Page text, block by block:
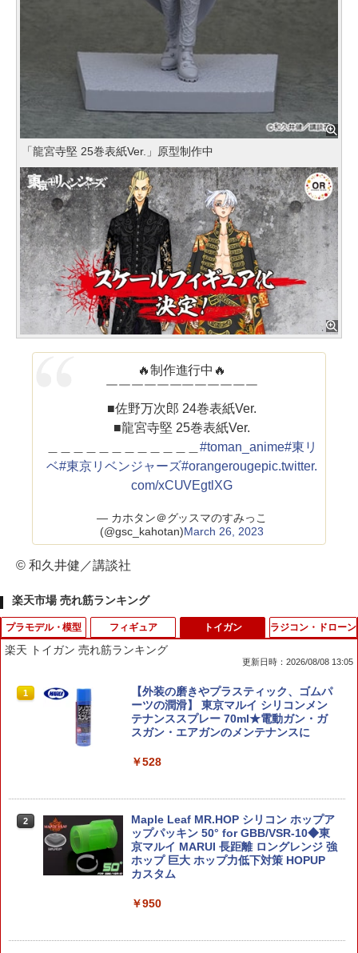
「龍宮寺堅 25巻表紙Ver.」原型制作中
🔥制作進行中🔥
￣￣￣￣￣￣￣￣￣￣￣￣
■佐野万次郎 24巻表紙Ver.
■龍宮寺堅 25巻表紙Ver.
＿＿＿＿＿＿＿＿＿＿＿＿#toman_anime#東リ
ベ#東京リベンジャーズ#orangerougepic.twitter.
com/xCUVEgtlXG
— カホタン＠グッスマのすみっこ
(@gsc_kahotan)March 26, 2023
© 和久井健／講談社
楽天市場 売れ筋ランキング
プラモデル・模型
1
光栄堂 ランドスポンジ【最短営業日発
送】極細 混色 着色スポンジ 樹木 芝 細
植栽表現 樹木模型 ミニチュアツリー 鉄
道模型 ジオラマ 建築模型材料 ハンドメ
1/48 帝国陸海軍航空機 帝国海軍 局地戦
闘機 烈風一一型 プラモデル（再販）[フ
ァインモールド]《発売済・在庫品》
フィギュア
1
【メディコム・トイ公式】BE@RBRICK
EIFFEL TOWER 100％ & 400％ TWILIG
HT Ver. ベアブリック フィギュア 人気
おもちゃ おしゃれ かわいい 玩具 人形 置
レゼント 楽天 定価 新品
【メディコム・トイ公式】BE@RBRICK
Sean Wotherspoon COSTUME Ver. 40
0％ ベアブリック フィギュア 人気 おも
ホビー インテリア グッズ ギフト プレゼ
￥24,200
トイガン
楽天 トイガン 売れ筋ランキング
更新日時：2026/08/08 13:05
1
【外装の磨きやプラスティック、ゴムパ
ーツの潤滑】 東京マルイ シリコンメン
テナンススプレー 70ml★電動ガン・ガ
スガン・エアガンのメンテナンスに
￥528
2
Maple Leaf MR.HOP シリコン ホップア
ップパッキン 50° for GBB/VSR-10◆東
京マルイ MARUI 長距離 ロングレンジ 強
ホップ 巨大 ホップ力低下対策 HOPUP
カスタム
￥950
ラジコン・ドローン